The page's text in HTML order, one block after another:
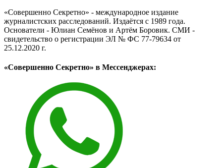
«Совершенно Секретно» - международное издание
журналистских расследований. Издаётся с 1989 года.
Основатели - Юлиан Семёнов и Артём Боровик. CМИ -
свидетельство о регистрации ЭЛ № ФС 77-79634 от
25.12.2020 г.
«Совершенно Секретно» в Мессенджерах: